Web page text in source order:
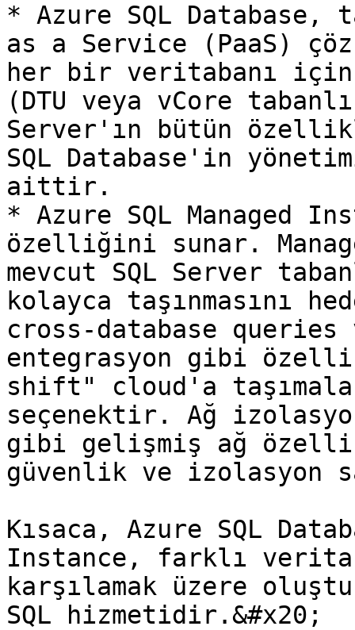
* Azure SQL
as a Service (PaaS)
her bir veritabanı
(DTU veya vCore
Server'ın bütün
SQL Database'in
aittir.
* Azure SQL Managed
özelliğini sunar.
mevcut SQL Server
kolayca taşınmasını
cross-database
entegrasyon gibi
shift" cloud'a
seçenektir. Ağ
gibi gelişmiş ağ
güvenlik ve izolasyon
Kısaca, Azure SQL
Instance, farklı
karşılamak üzere
SQL hizmetidir.&#x20;